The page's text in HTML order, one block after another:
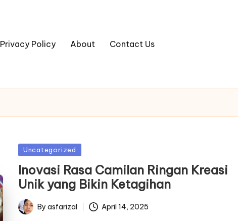
Privacy Policy About Contact Us
Posted
in
Uncategorized
Inovasi Rasa Camilan Ringan Kreasi
Unik yang Bikin Ketagihan
PostedBy asfarizal April 14, 2025